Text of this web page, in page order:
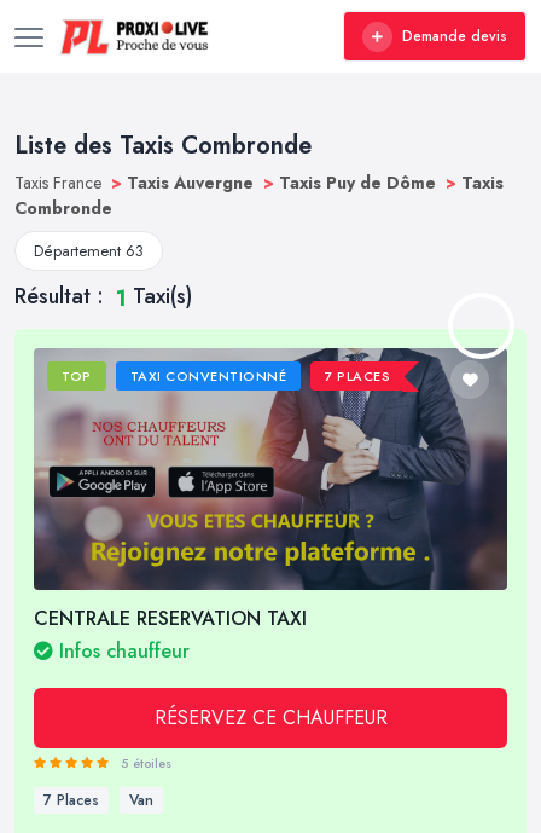
Demande devis
Liste des Taxis Combronde
Taxis France > Taxis Auvergne > Taxis Puy de Dôme > Taxis
Combronde
Département 63
Résultat : 1 Taxi(s)
TOP TAXI CONVENTIONNÉ 7 PLACES
CENTRALE RESERVATION TAXI
Infos chauffeur
RÉSERVEZ CE CHAUFFEUR
5 étoiles
7 Places Van